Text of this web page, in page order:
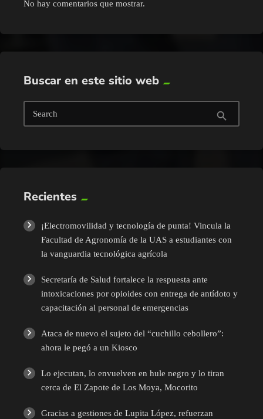
No hay comentarios que mostrar.
Buscar en este sitio web
Search search
Recientes
¡Electromovilidad y tecnología de punta! Vincula la
Facultad de Agronomía de la UAS a estudiantes con
la vanguardia tecnológica agrícola
Secretaría de Salud fortalece la respuesta ante
intoxicaciones por opioides con entrega de antídoto y
capacitación al personal de emergencias
Ataca de nuevo el sujeto del “cuchillo cebollero”:
ahora le pegó a un Kiosco
Lo ejecutan, lo envuelven en hule negro y lo tiran
cerca de El Zapote de Los Moya, Mocorito
Gracias a gestiones de Lupita López, refuerzan